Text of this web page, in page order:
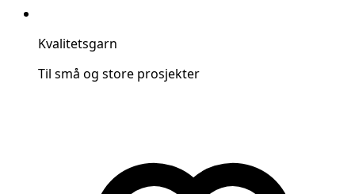
Kvalitetsgarn
Til små og store prosjekter